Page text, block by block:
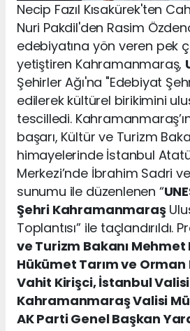
Necip Fazıl Kısakürek'ten
Nuri Pakdil'den Rasim
edebiyatına yön veren pek
yetiştiren Kahramanmaraş,
Şehirler Ağı'na "Edebiyat
edilerek kültürel birikimini
tescilledi.
başarı, Kültür ve Turizm
himayelerinde İstanbul
Merkezi’nde İbrahim Sadri
sunumu ile düzenlenen “
Şehri Kahramanmaraş
Toplantısı” ile taçlandırıldı.
ve Turizm Bakanı Mehmet
Hükümet Tarım ve Orman
Vahit Kirişci, İstanbul
Kahramanmaraş Valisi
AK Parti Genel Başkan